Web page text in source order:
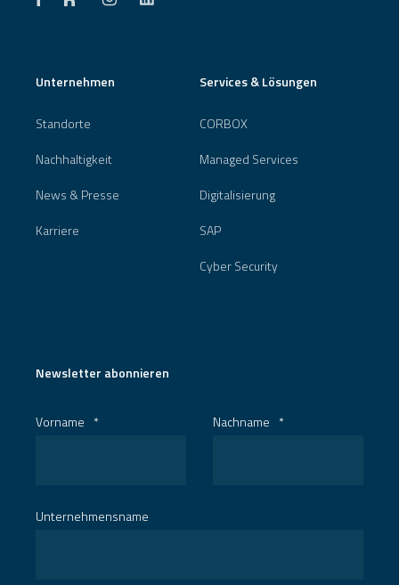
Unternehmen
Standorte
Nachhaltigkeit
News & Presse
Karriere
Services & Lösungen
CORBOX
Managed Services
Digitalisierung
SAP
Cyber Security
Newsletter abonnieren
Vorname * Nachname *
Unternehmensname